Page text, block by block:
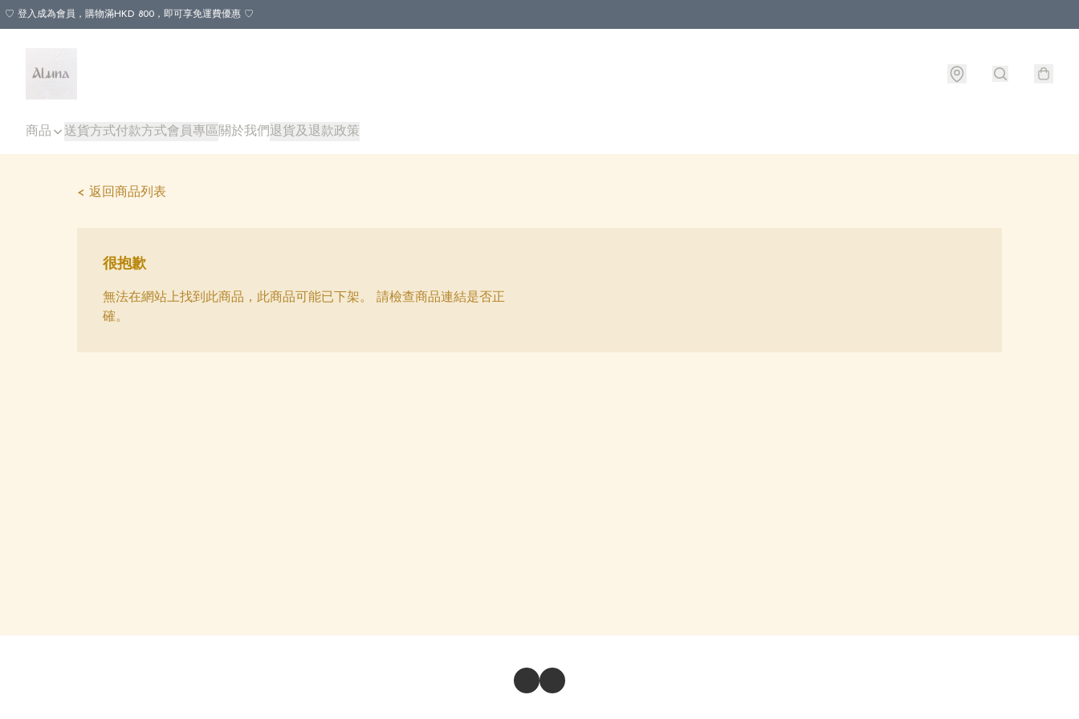
♡ 登入成為會員，購物滿HKD 800，即可享免運費優惠 ♡
商品 送貨方式付款方式會員專區 關於我們退貨及退款政策
< 返回商品列表
很抱歉
無法在網站上找到此商品，此商品可能已下架。 請檢查商品連結是否正
確。